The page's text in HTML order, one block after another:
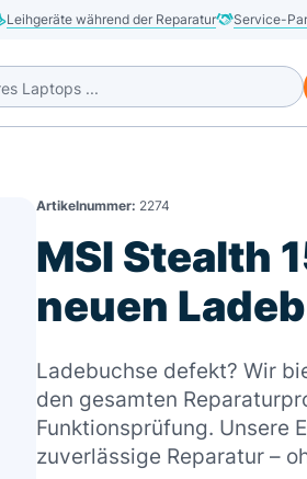
Leihgeräte während der Reparatur Service-
Artikelnummer: 2274
MSI Stealth
neuen
Ladebuchse defekt? Wir
den gesamten
Funktionsprüfung. Unsere
zuverlässige Reparatur –